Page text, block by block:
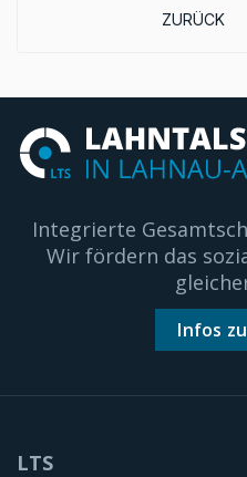
ZURÜCK
Integrierte
Wir fördern das
Infos
LTS